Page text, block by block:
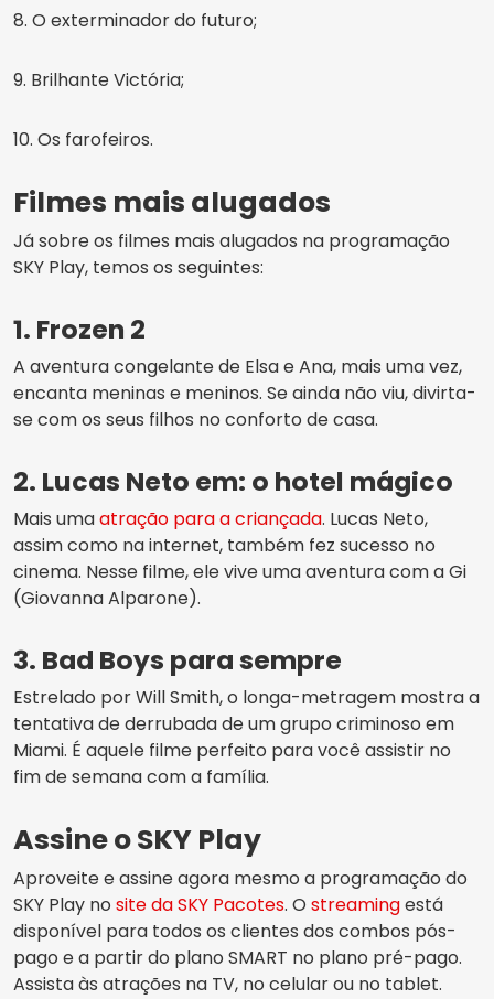
8. O exterminador do futuro;
9. Brilhante Victória;
10. Os farofeiros.
Filmes mais alugados
Já sobre os filmes mais alugados na programação
SKY Play, temos os seguintes:
1. Frozen 2
A aventura congelante de Elsa e Ana, mais uma vez,
encanta meninas e meninos. Se ainda não viu, divirta-
se com os seus filhos no conforto de casa.
2. Lucas Neto em: o hotel mágico
Mais umaatração para a criançada. Lucas Neto,
assim como na internet, também fez sucesso no
cinema. Nesse filme, ele vive uma aventura com a Gi
(Giovanna Alparone).
3. Bad Boys para sempre
Estrelado por Will Smith, o longa-metragem mostra a
tentativa de derrubada de um grupo criminoso em
Miami. É aquele filme perfeito para você assistir no
fim de semana com a família.
Assine o SKY Play
Aproveite e assine agora mesmo a programação do
SKY Play no site da SKY Pacotes. O streamingestá
disponível para todos os clientes dos combos pós-
pago e a partir do plano SMART no plano pré-pago.
Assista às atrações na TV, no celular ou no tablet.